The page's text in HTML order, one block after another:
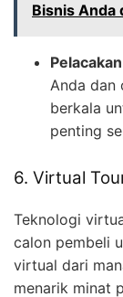
Bisnis Anda
Anda dan
berkala
penting
6. Virtual
Teknologi
calon pembeli
virtual dari
menarik minat